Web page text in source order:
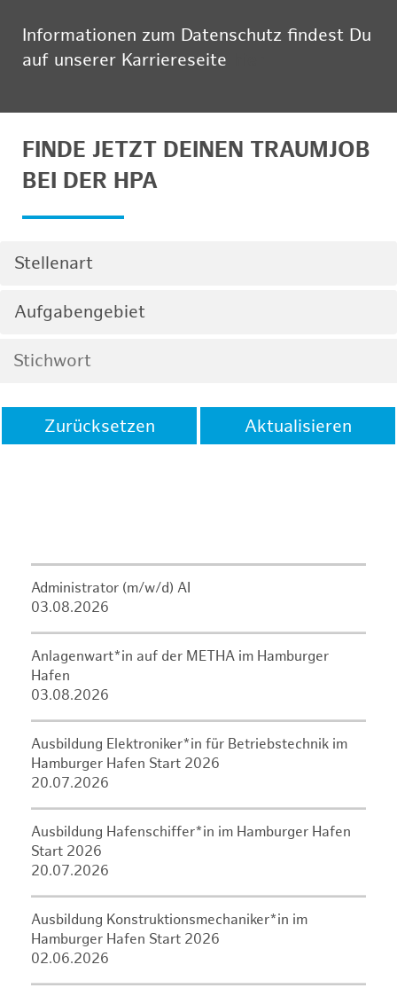
Informationen zum Datenschutz findest Du
auf unserer Karriereseite
FINDE JETZT DEINEN TRAUMJOB
BEI DER HPA
Stellenart
Aufgabengebiet
Zurücksetzen Aktualisieren
Administrator (m/w/d) AI
03.08.2026
Anlagenwart*in auf der METHA im Hamburger
Hafen
03.08.2026
Ausbildung Elektroniker*in für Betriebstechnik im
Hamburger Hafen Start 2026
20.07.2026
Ausbildung Hafenschiffer*in im Hamburger Hafen
Start 2026
20.07.2026
Ausbildung Konstruktionsmechaniker*in im
Hamburger Hafen Start 2026
02.06.2026